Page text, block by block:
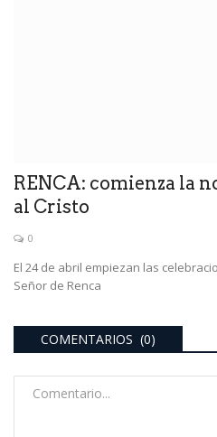
RENCA: comienza la
al Cristo
0
El 24 de abril empiezan las
Señor de Renca
COMENTARIOS (0)